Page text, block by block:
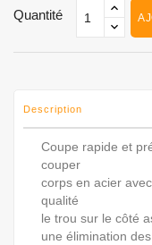
Quantité
Description
Coupe rapide et
couper
corps en acier
qualité
le trou sur le côté
une élimination